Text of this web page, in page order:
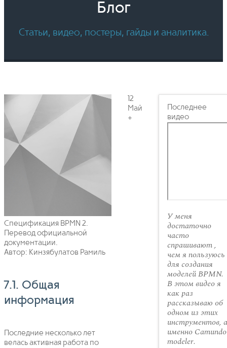
Блог
Статьи, видео, постеры, гайды и аналитика.
Спецификация BPMN 2.
Перевод официальной
документации.
Автор: Кинзябулатов Рамиль
7.1. Общая
информация
Последние несколько лет
велась активная работа по
12
Май
+
Последнее
видео
У меня
достаточно
часто
спрашивают ,
чем я пользуюсь
для создания
моделей BPMN.
В этом видео я
как раз
рассказываю об
одном из этих
инструментов, а
именно Camundo
modeler.